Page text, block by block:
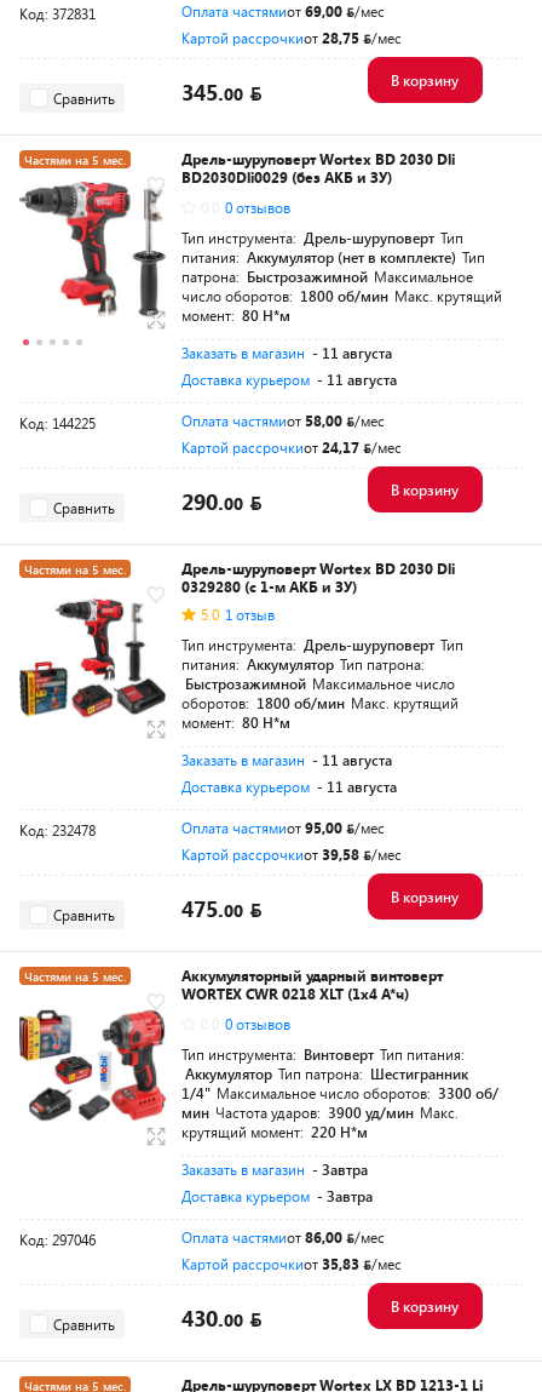
Код: 372831 Оплата частямиот69,00
/мес
Картой рассрочкиот28,75 /мес
Сравнить 345.00
В корзину
Частями на 5 мес.
Разумная цена
Дрель-шуруповерт Wortex BD 2030 Dli
BD2030Dli0029 (без АКБ и ЗУ)
0 отзывов
Тип инструмента: Дрель-шуруповерт Тип
питания: Аккумулятор (нет в комплекте) Тип
патрона: Быстрозажимной Максимальное
число оборотов: 1800 об/мин Макс. крутящий
момент: 80 Н*м
Заказать в магазин - 11 августа
Доставка курьером - 11 августа
Код: 144225 Оплата частямиот 58,00
/мес
Картой рассрочкиот24,17 /мес
Сравнить 290.00
В корзину
Частями на 5 мес.
Разумная цена
Дрель-шуруповерт Wortex BD 2030 Dli
0329280 (с 1-м АКБ и ЗУ)
5.0 1 отзыв
Тип инструмента: Дрель-шуруповерт Тип
питания: Аккумулятор Тип патрона:
Быстрозажимной Максимальное число
оборотов: 1800 об/мин Макс. крутящий
момент: 80 Н*м
Заказать в магазин - 11 августа
Доставка курьером - 11 августа
Код: 232478 Оплата частямиот95,00
/мес
Картой рассрочкиот39,58 /мес
Сравнить 475.00
В корзину
Частями на 5 мес.
Разумная цена
Аккумуляторный ударный винтоверт
WORTEX CWR 0218 XLT (1x4 А*ч)
0 отзывов
Тип инструмента: Винтоверт Тип питания:
Аккумулятор Тип патрона: Шестигранник
1/4" Максимальное число оборотов: 3300 об/
мин Частота ударов: 3900 уд/мин Макс.
крутящий момент: 220 Н*м
Заказать в магазин - Завтра
Доставка курьером - Завтра
Код: 297046 Оплата частямиот86,00
/мес
Картой рассрочкиот35,83 /мес
Сравнить 430.00
В корзину
Частями на 5 мес.
Дрель-шуруповерт Wortex LX BD 1213-1 Li